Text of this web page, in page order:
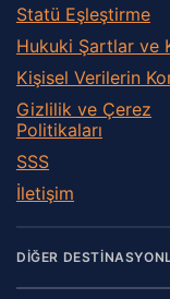
Gaeufelden
Geislingen an
Gerlingen
Giengen an der
Goeppingen
Grossbettlingen
Statü Eşleştirme
Hukuki Şartlar ve
Kişisel Verilerin
Gizlilik ve Çerez
Politikaları
SSS
İletişim
DİĞER